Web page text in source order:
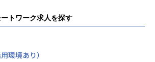
トワーク求人を探す
環境あり）